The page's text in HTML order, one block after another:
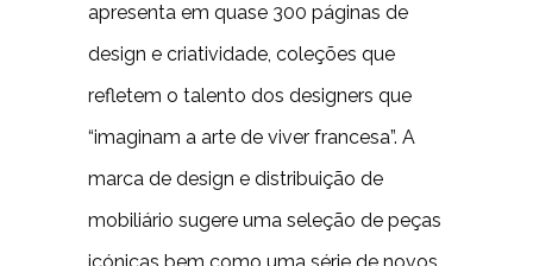
apresenta em quase 300 páginas de
design e criatividade, coleções que
refletem o talento dos designers que
“imaginam a arte de viver francesa”. A
marca de design e distribuição de
mobiliário sugere uma seleção de peças